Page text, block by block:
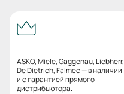
ASKO, Miele, Gaggenau, Liebherr,
De Dietrich, Falmec — в наличии
и с гарантией прямого
дистрибьютора.